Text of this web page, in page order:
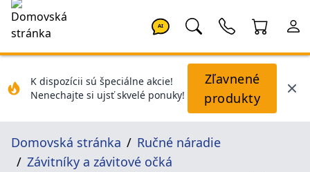
AI
K dispozícii sú špeciálne akcie!
Nenechajte si ujsť skvelé ponuky!
Zľavnené
produkty
Domovská stránka
Ručné náradie
Závitníky a závitové očká